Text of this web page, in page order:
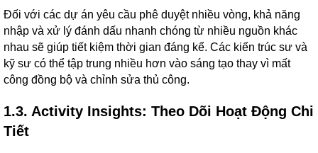
Đối với các dự án yêu cầu phê duyệt nhiều vòng, khả năng
nhập và xử lý đánh dấu nhanh chóng từ nhiều nguồn khác
nhau sẽ giúp tiết kiệm thời gian đáng kể. Các kiến trúc sư và
kỹ sư có thể tập trung nhiều hơn vào sáng tạo thay vì mất
công đồng bộ và chỉnh sửa thủ công.
1.3. Activity Insights: Theo Dõi Hoạt Động Chi
Tiết